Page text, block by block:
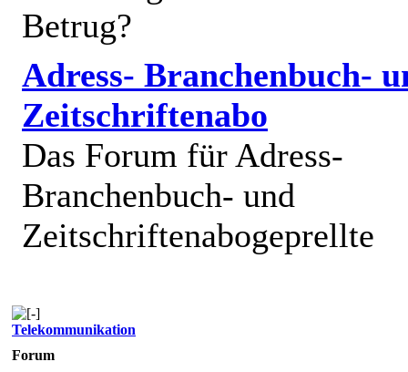
Betrug?
Adress- Branchenbuch-
Zeitschriftenabo
Das Forum für Adress-
Branchenbuch- und
Zeitschriftenabogeprellte
Telekommunikation
Forum